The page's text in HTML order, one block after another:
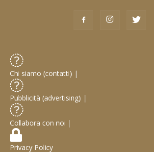
Chi siamo (contatti) |
Pubblicità (advertising) |
Collabora con noi |
Privacy Policy